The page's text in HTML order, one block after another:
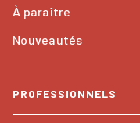
À paraître
Nouveautés
PROFESSIONNELS